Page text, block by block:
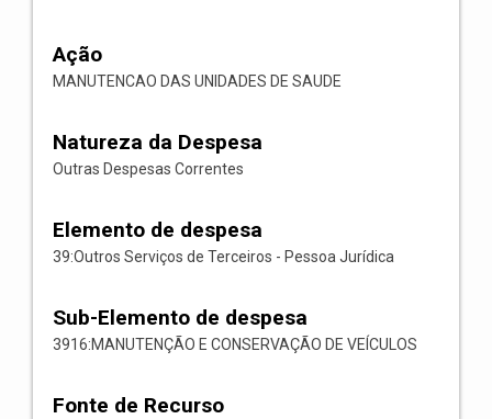
Ação
MANUTENCAO DAS UNIDADES DE SAUDE
Natureza da Despesa
Outras Despesas Correntes
Elemento de despesa
39:Outros Serviços de Terceiros - Pessoa Jurídica
Sub-Elemento de despesa
3916:MANUTENÇÃO E CONSERVAÇÃO DE VEÍCULOS
Fonte de Recurso